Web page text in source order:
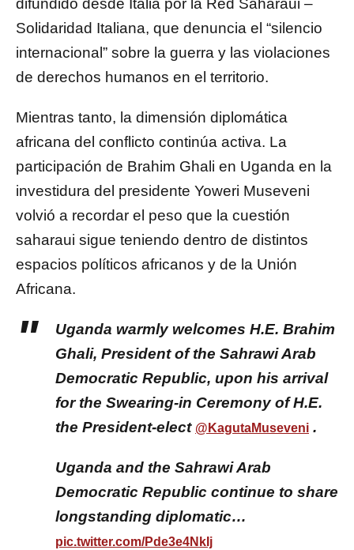
difundido desde Italia por la Red Saharaui –
Solidaridad Italiana, que denuncia el “silencio
internacional” sobre la guerra y las violaciones
de derechos humanos en el territorio.
Mientras tanto, la dimensión diplomática
africana del conflicto continúa activa. La
participación de Brahim Ghali en Uganda en la
investidura del presidente Yoweri Museveni
volvió a recordar el peso que la cuestión
saharaui sigue teniendo dentro de distintos
espacios políticos africanos y de la Unión
Africana.
Uganda warmly welcomes H.E. Brahim
Ghali, President of the Sahrawi Arab
Democratic Republic, upon his arrival
for the Swearing-in Ceremony of H.E.
the President-elect @KagutaMuseveni .
Uganda and the Sahrawi Arab
Democratic Republic continue to share
longstanding diplomatic…
pic.twitter.com/Pde3e4NkIj